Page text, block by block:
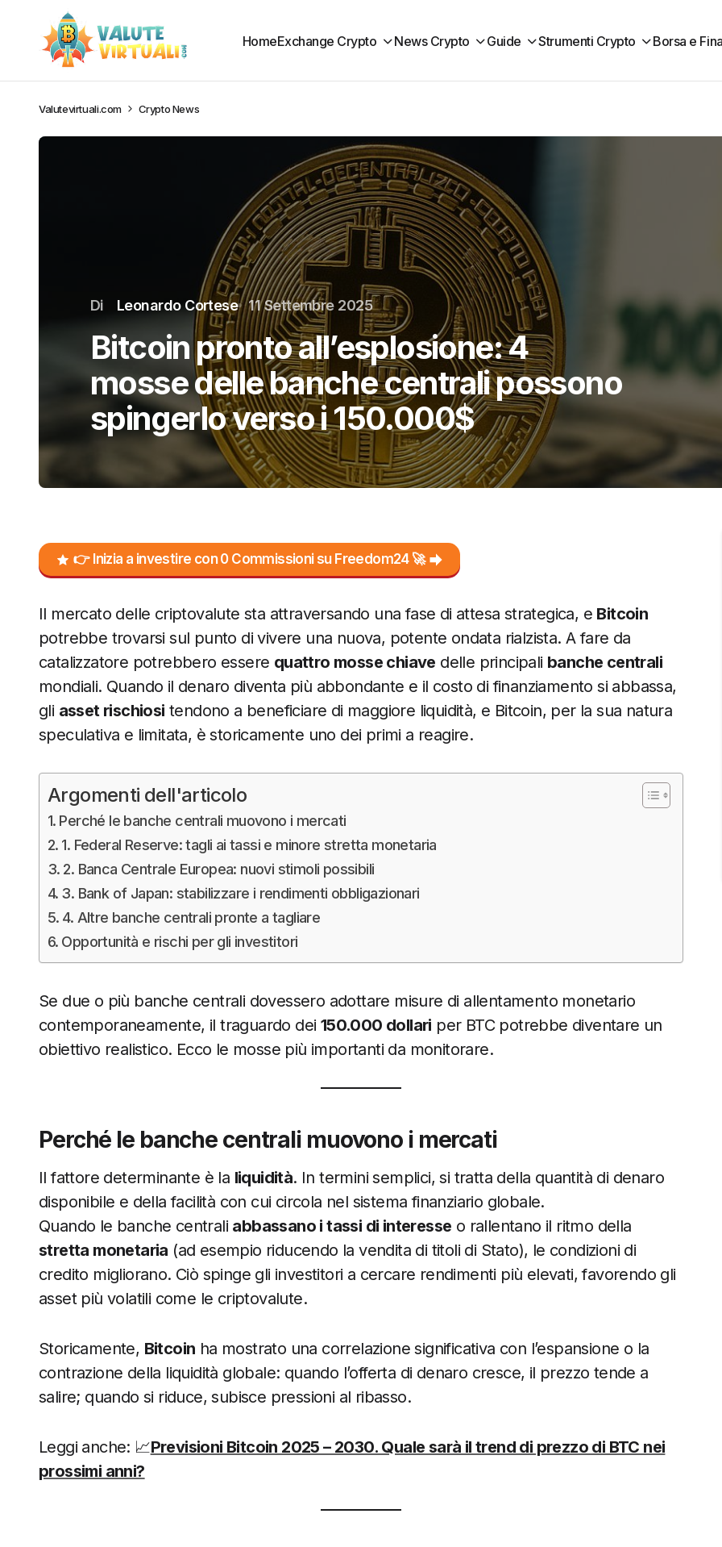
HomeExchange Crypto News Crypto Guide Strumenti Crypto Borsa e
Valutevirtuali.com Crypto News
Di Leonardo Cortese 11 Settembre 2025
Bitcoin pronto all’esplosione: 4
mosse delle banche centrali possono
spingerlo verso i 150.000$
👉 Inizia a investire con 0 Commissioni su Freedom24 🚀
Il mercato delle criptovalute sta attraversando una fase di attesa strategica, e Bitcoin
potrebbe trovarsi sul punto di vivere una nuova, potente ondata rialzista. A fare da
catalizzatore potrebbero essere quattro mosse chiave delle principali banche centrali
mondiali. Quando il denaro diventa più abbondante e il costo di finanziamento si abbassa,
gli asset rischiosi tendono a beneficiare di maggiore liquidità, e Bitcoin, per la sua natura
speculativa e limitata, è storicamente uno dei primi a reagire.
Argomenti dell'articolo
Perché le banche centrali muovono i mercati
1. Federal Reserve: tagli ai tassi e minore stretta monetaria
2. Banca Centrale Europea: nuovi stimoli possibili
3. Bank of Japan: stabilizzare i rendimenti obbligazionari
4. Altre banche centrali pronte a tagliare
Opportunità e rischi per gli investitori
Se due o più banche centrali dovessero adottare misure di allentamento monetario
contemporaneamente, il traguardo dei 150.000 dollari per BTC potrebbe diventare un
obiettivo realistico. Ecco le mosse più importanti da monitorare.
Perché le banche centrali muovono i mercati
Il fattore determinante è la liquidità. In termini semplici, si tratta della quantità di denaro
disponibile e della facilità con cui circola nel sistema finanziario globale.
Quando le banche centrali abbassano i tassi di interesse o rallentano il ritmo della
stretta monetaria (ad esempio riducendo la vendita di titoli di Stato), le condizioni di
credito migliorano. Ciò spinge gli investitori a cercare rendimenti più elevati, favorendo gli
asset più volatili come le criptovalute.
Storicamente, Bitcoin ha mostrato una correlazione significativa con l’espansione o la
contrazione della liquidità globale: quando l’offerta di denaro cresce, il prezzo tende a
salire; quando si riduce, subisce pressioni al ribasso.
Leggi anche: 📈Previsioni Bitcoin 2025 – 2030. Quale sarà il trend di prezzo di BTC nei
prossimi anni?